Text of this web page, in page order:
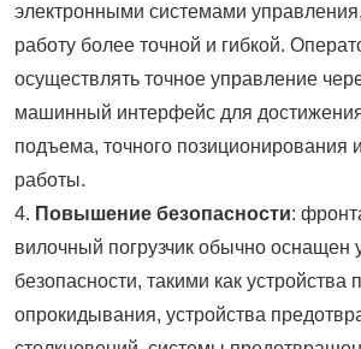
электронными системами
работу более точной и гибкой.
осуществлять точное управление
машинный интерфейс для
подъема, точного позиционирования
работы.
4. Повышение безопасности:
вилочный погрузчик обычно оснащен
безопасности, такими как
опрокидывания, устройства